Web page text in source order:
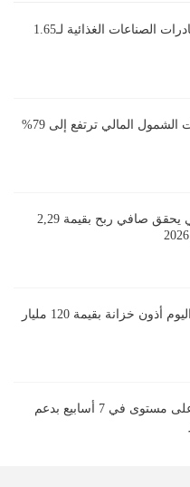
10 أسواق تقود نمو صادرات الصناعات الغذائية لـ1.65
البنك المركزي: معدلات الشمول المالي ترتفع إلى 79%
البنك المصري الخليجي يحقق صافي ربح بقيمة 2,29
البنك المركزي يطرح اليوم أذون خزانة بقيمة 120 مليار
أسعار الذهب ترتفع لأعلى مستوى في 7 أسابيع بدعم